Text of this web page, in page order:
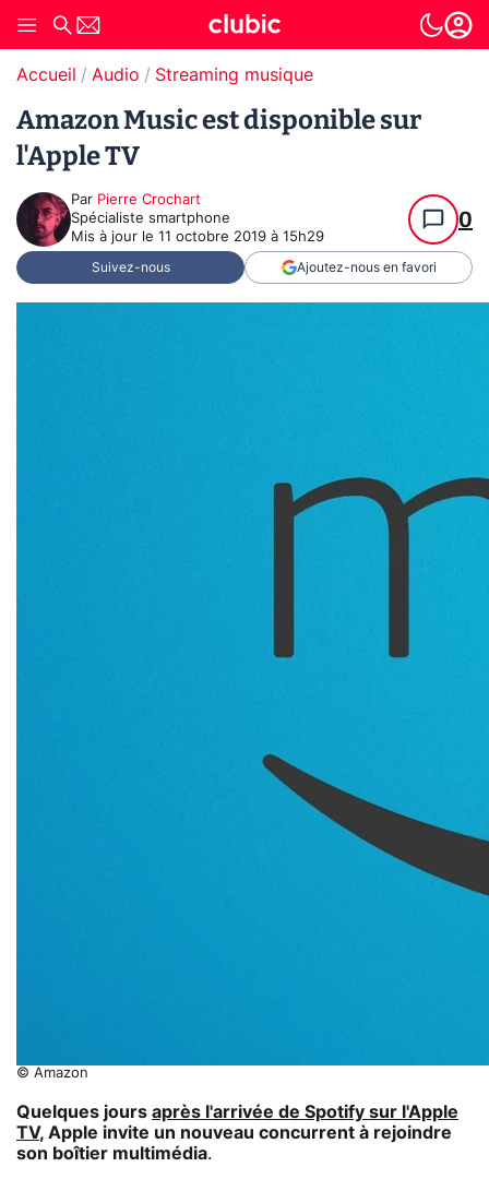
Accueil Audio Streaming musique
Amazon Music est disponible sur
l'Apple TV
Par Pierre Crochart
Spécialiste smartphone
Mis à jour le 11 octobre 2019 à 15h29
0
Suivez-nous Ajoutez-nous en favori
© Amazon
Quelques jours après l'arrivée de Spotify sur l'Apple
TV, Apple invite un nouveau concurrent à rejoindre
son boîtier multimédia.